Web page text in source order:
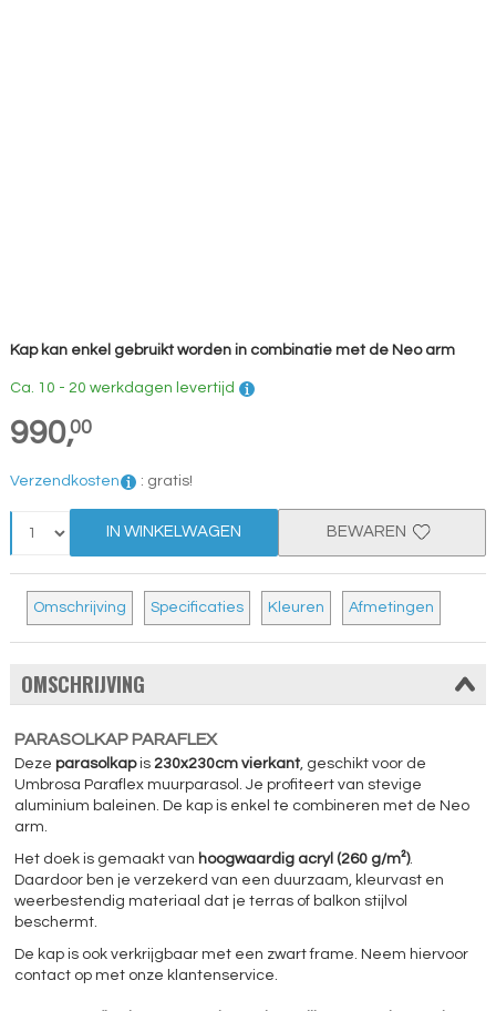
Kap kan enkel gebruikt worden in combinatie met de Neo arm
Ca. 10 - 20 werkdagen levertijd
990,00
Verzendkosten : gratis!
IN WINKELWAGEN BEWAREN
Omschrijving Specificaties Kleuren Afmetingen
OMSCHRIJVING
PARASOLKAP PARAFLEX
Deze parasolkapis 230x230cm vierkant, geschikt voor de
Umbrosa Paraflex muurparasol. Je profiteert van stevige
aluminium baleinen. De kap is enkel te combineren met de Neo
arm.
Het doek is gemaakt van hoogwaardig acryl (260 g/m²).
Daardoor ben je verzekerd van een duurzaam, kleurvast en
weerbestendig materiaal dat je terras of balkon stijlvol
beschermt.
De kap is ook verkrijgbaar met een zwart frame. Neem hiervoor
contact op met onze klantenservice.